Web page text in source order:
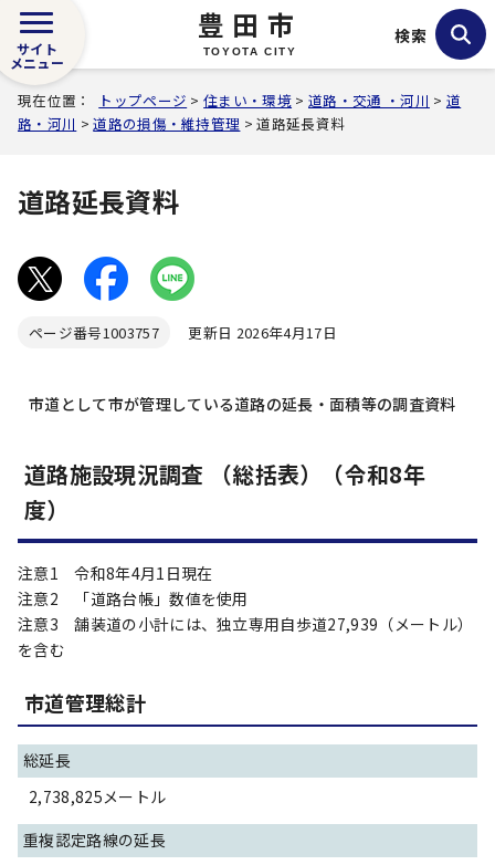
豊田市
TOYOTA CITY
サイト
メニュー
検索
現在位置： トップページ >住まい・環境 >道路・交通 ・河川 > 道
路・河川 >道路の損傷・維持管理 > 道路延長資料
道路延長資料
ページ番号1003757 更新日 2026年4月17日
市道として市が管理している道路の延長・面積等の調査資料
道路施設現況調査 （総括表）（令和8年
度）
注意1 令和8年4月1日現在
注意2 「道路台帳」数値を使用
注意3 舗装道の小計には、独立専用自歩道27,939（メートル）
を含む
市道管理総計
総延長
2,738,825メートル
重複認定路線の延長